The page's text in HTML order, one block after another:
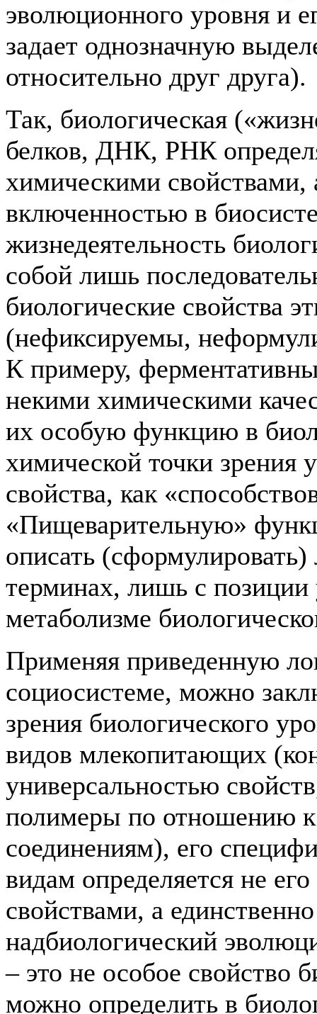
эволюционного уровня и
задает однозначную
относительно друг друга).
Так, биологическая
белков, ДНК, РНК
химическими свойствами,
включенностью в
жизнедеятельность
собой лишь
биологические свойства
(нефиксируемы,
К примеру,
некими химическими
их особую функцию в
химической точки зрения
свойства, как
«Пищеварительную»
описать
терминах, лишь с позиции
метаболизме
Применяя приведенную
социосистеме, можно
зрения биологического
видов млекопитающих
универсальностью
полимеры по отношению
соединениям), его
видам определяется не
свойствами, а
надбиологический
– это не особое свойство
можно определить в